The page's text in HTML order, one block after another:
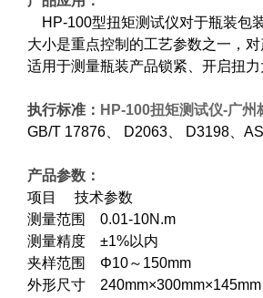
HP-100型扭矩测试仪对于瓶装包
大小是重点控制的工艺参数之一，
适用于测量瓶装产品锁紧、开启扭
执行标准： HP-100扭矩测试仪-广州
GB/T 17876 、 D2063、 D3198、
产品参数：
项目 技术参数
测量范围 0.01-10N.m
测量精度 ±1%以内
夹样范围 Φ10～150mm
外形尺寸